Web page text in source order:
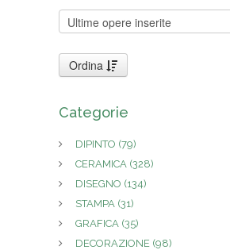
Ordina
Categorie
DIPINTO (79)
CERAMICA (328)
DISEGNO (134)
STAMPA (31)
GRAFICA (35)
DECORAZIONE (98)